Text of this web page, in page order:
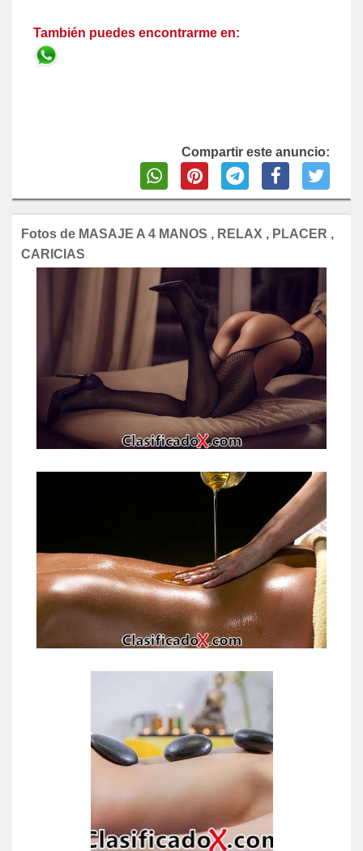
También puedes encontrarme en:
Compartir este anuncio:
Fotos de MASAJE A 4 MANOS , RELAX , PLACER ,
CARICIAS